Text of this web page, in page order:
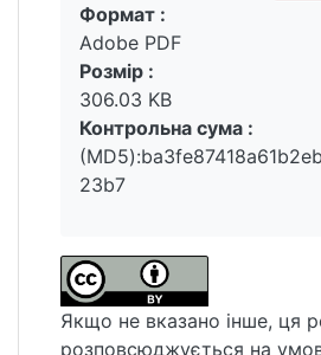
Вантажиться...
Формат :
Adobe PDF
Розмір :
306.03 KB
Контрольна сума :
23b7
Якщо не вказано інше, ця
розповсюджується на